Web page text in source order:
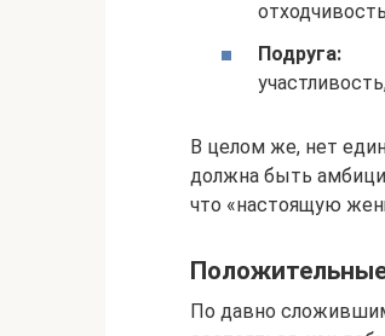
Подруга:
В целом же, нет
должна быть
что «настоящую
По давно